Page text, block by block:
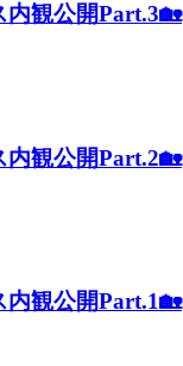
内観公開Part.3🏡
内観公開Part.2🏡
内観公開Part.1🏡